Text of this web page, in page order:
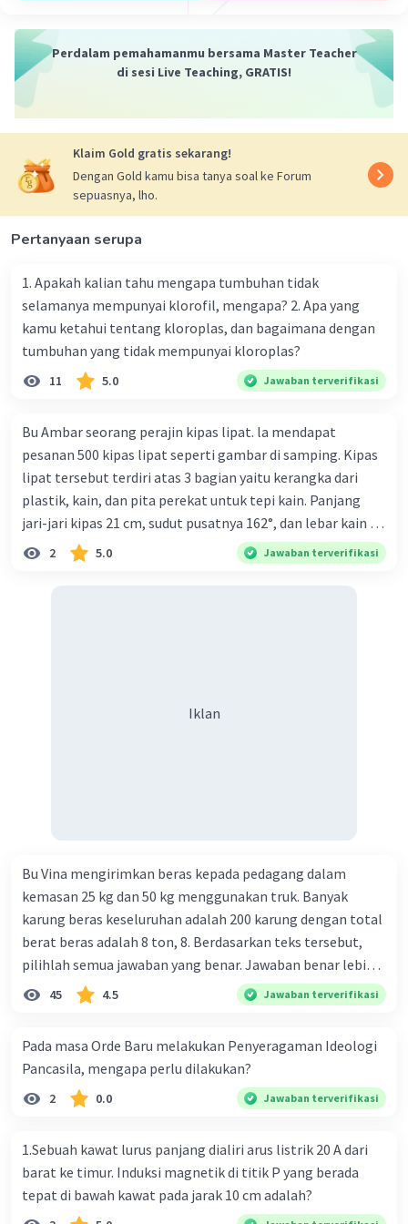
maksimal.
1. Tujuan
3. Langkah-Langkah
4. Penegasan Ulang / Kesimpulan
Terdapat panduan yang harus dilakukan;
Menggunakan kata kerja aktif;
Menggunakankonjungsi (kata hubung);
Terdapat aturan dalam hal bahan atau
kegiatan;
cara;
Terdapat isi kegiatan yang dilakukan
secara urut;
Beri Rating Balas
Perdalam pemahamanmu bersama Master Teacher
di sesi Live Teaching, GRATIS!
Klaim Gold gratis sekarang!
Dengan Gold kamu bisa tanya soal ke Forum
sepuasnya, lho.
Pertanyaan serupa
1. Apakah kalian tahu mengapa tumbuhan tidak
selamanya mempunyai klorofil, mengapa? 2. Apa yang
kamu ketahui tentang kloroplas, dan bagaimana dengan
tumbuhan yang tidak mempunyai kloroplas?
11 5.0 Jawaban terverifikasi
Bu Ambar seorang perajin kipas lipat. la mendapat
pesanan 500 kipas lipat seperti gambar di samping. Kipas
lipat tersebut terdiri atas 3 bagian yaitu kerangka dari
plastik, kain, dan pita perekat untuk tepi kain. Panjang
jari-jari kipas 21 cm, sudut pusatnya 162°, dan lebar kain 14
cm. Biaya kerangka dan tali sebesar Rp1.800,00 per buah,
kain sebesar Rp40.000,00/m², dan pita perekat
2 5.0 Jawaban terverifikasi
Iklan
Bu Vina mengirimkan beras kepada pedagang dalam
kemasan 25 kg dan 50 kg menggunakan truk. Banyak
karung beras keseluruhan adalah 200 karung dengan total
berat beras adalah 8 ton, 8. Berdasarkan teks tersebut,
pilihlah semua jawaban yang benar. Jawaban benar lebih
dari satu. Banyak karung beras kemasan 25 kg adalah 50
buah. Banyak karung beras kemasan 50 kg adalah 150
ton. Perbandingan berat beras kemasan 25 kg dan 50 kg
dalam truk adalah 1: 3. 9. Berdasarkan teks tersebut, jika
biaya setiap beras karung kecil adalah Rp7.500 dan karung
harus dibayar oleh Bu Vina? A. Rp2.540.000 C. Rp2.312.000 B.
Rp2.475.000 D. Rp2.280.000
45 4.5 Jawaban terverifikasi
Pada masa Orde Baru melakukan Penyeragaman Ideologi
Pancasila, mengapa perlu dilakukan?
2 0.0 Jawaban terverifikasi
1.Sebuah kawat lurus panjang dialiri arus listrik 20 A dari
barat ke timur. Induksi magnetik di titik P yang berada
tepat di bawah kawat pada jarak 10 cm adalah?